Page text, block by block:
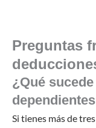
Preguntas
¿Qué
Si tienes más de